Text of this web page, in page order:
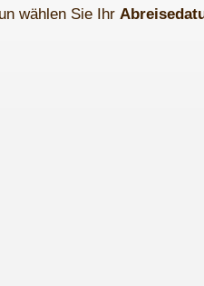
wählen Sie Ihr